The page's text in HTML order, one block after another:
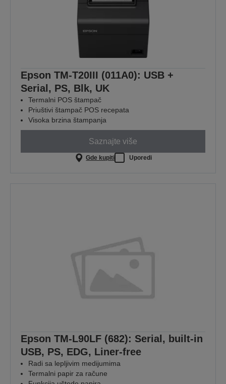
Epson TM-T20III (011A0): USB +
Serial, PS, Blk, UK
Termalni POS štampač
Priuštivi štampač POS recepata
Visoka brzina štampanja
Saznajte više
Gde kupiti Uporedi
Epson TM-L90LF (682): Serial, built-in
USB, PS, EDG, Liner-free
Radi sa lepljivim medijumima
Termalni papir za račune